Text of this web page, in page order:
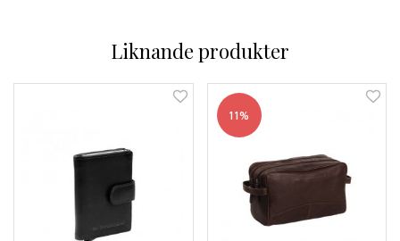
Liknande produkter
11%